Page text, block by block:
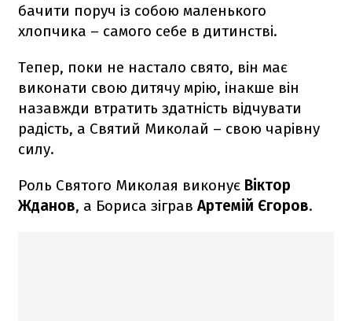
бачити поруч із собою маленького
хлопчика – самого себе в дитинстві.
Тепер, поки не настало свято, він має
виконати свою дитячу мрію, інакше він
назавжди втратить здатність відчувати
радість, а Святий Миколай – свою чарівну
силу.
Роль Святого Миколая виконує Віктор
Жданов, а Бориса зіграв Артемій Єгоров.